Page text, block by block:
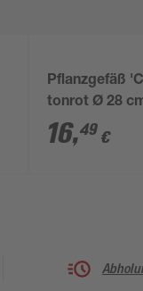
Pflanzgefäß
tonrot Ø 28
16,49 €